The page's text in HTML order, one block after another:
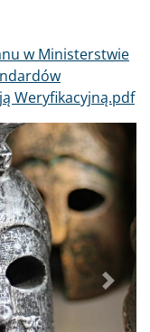
w Ministerstwie
Weryfikacyjną.pdf
Dalej